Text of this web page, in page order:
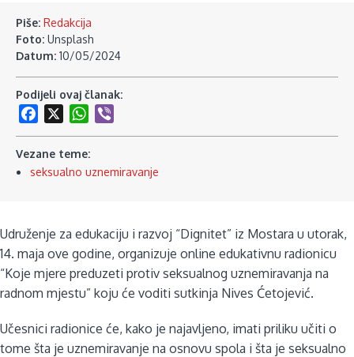
Piše: Redakcija
Foto: Unsplash
Datum: 10/05/2024
Podijeli ovaj članak:
Facebook
WhatsApp
Vezane teme:
seksualno uznemiravanje
Udruženje za edukaciju i razvoj “Dignitet” iz Mostara u utorak,
14. maja ove godine, organizuje online edukativnu radionicu
“Koje mjere preduzeti protiv seksualnog uznemiravanja na
radnom mjestu” koju će voditi sutkinja Nives Ćetojević.
Učesnici radionice će, kako je najavljeno, imati priliku učiti o
tome šta je uznemiravanje na osnovu spola i šta je seksualno